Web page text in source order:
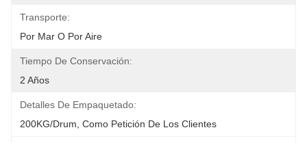
Transporte:
Por Mar O Por Aire
Tiempo De Conservación:
2 Años
Detalles De Empaquetado:
200KG/Drum, Como Petición De Los Clientes